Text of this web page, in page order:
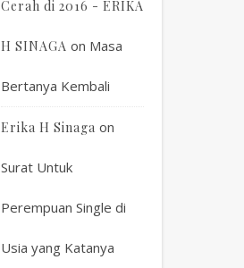
Cerah di 2016 - ERIKA
H SINAGA on Masa
Bertanya Kembali
Erika H Sinaga on
Surat Untuk
Perempuan Single di
Usia yang Katanya